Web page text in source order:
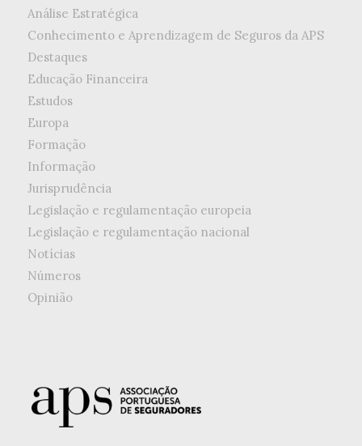
Análise Estratégica
Conhecimento e Aprendizagem de Seguros da APS
Destaques
Educação Financeira
Estudos
Europa
Formação
Informação
Jurisprudência
Legislação e regulamentação europeia
Legislação e regulamentação nacional
Notícias
Números
Opinião